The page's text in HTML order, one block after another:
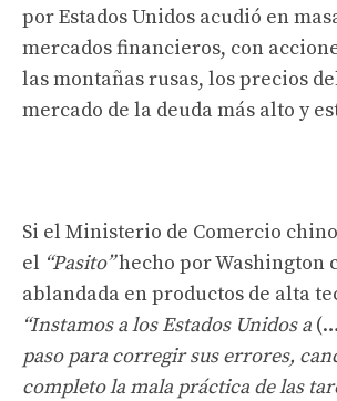
por Estados Unidos acudió en
mercados financieros, con
las montañas rusas, los precios
mercado de la deuda más alto y
Si el Ministerio de Comercio
el “Pasito”hecho por Washington
ablandada en productos de alta
“Instamos a los Estados Unidos a
paso para corregir sus errores,
completo la mala práctica de las